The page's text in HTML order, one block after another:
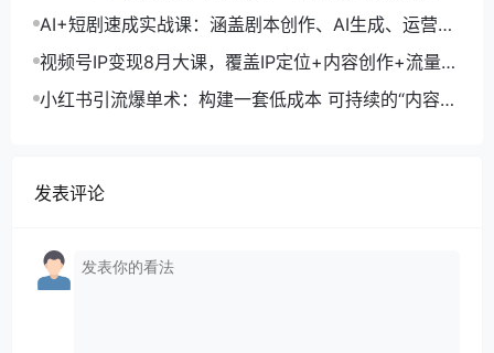
单月变现10万+秘籍
AI+短剧速成实战课：涵盖剧本创作、AI生成、运营变
现，单部剧收益破万
视频号IP变现8月大课，覆盖IP定位+内容创作+流量获
取+合规运营+商业转化
小红书引流爆单术：构建一套低成本 可持续的“内容-
发表评论